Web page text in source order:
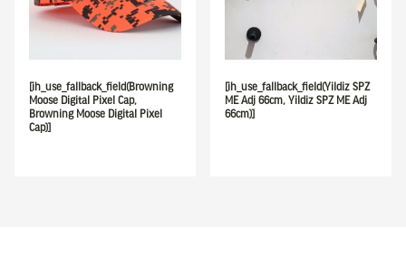
[ih_use_fallback_field(Browning
Moose Digital Pixel Cap,
Browning Moose Digital Pixel
Cap)]
[ih_use_fallback_field(Yildiz SPZ
ME Adj 66cm, Yildiz SPZ ME Adj
66cm)]